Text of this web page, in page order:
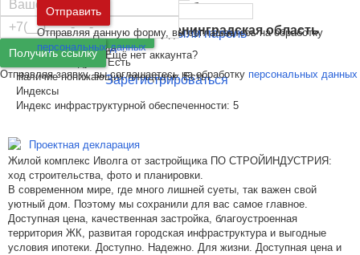
Москва и
Московская область
Санкт-Петербург иЛенинградская область
Войти Забыли пароль
Ещё нет аккаунта?
Зарегистрироваться
Благоустройство двора
Количество детских площадок: 1
Количество спортивных площадок: 1
Безбарьерная среда
Наличие пандуса:
Есть
Наличие понижающих площадок: Есть
Индексы
Индекс инфраструктурной обеспеченности: 5
Проектная декларация
Жилой комплекс Иволга от застройщика ПО СТРОЙИНДУСТРИЯ:
ход строительства, фото и планировки.
В современном мире, где много лишней суеты, так важен свой
уютный дом. Поэтому мы сохранили для вас самое главное.
Доступная цена, качественная застройка, благоустроенная
территория ЖК, развитая городская инфраструктура и выгодные
условия ипотеки. Доступно. Надежно. Для жизни. Доступная цена и
Получить ссылку
Отправляя заявку, вы соглашаетесь на обработку персональных данных
Отправить
Отправляя данную форму, вы соглашаетесь на обработку
персональных данных